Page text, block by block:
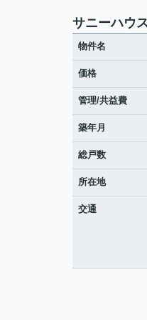
サニーハウ
物件名
価格
管理/共益費
築年月
総戸数
所在地
交通